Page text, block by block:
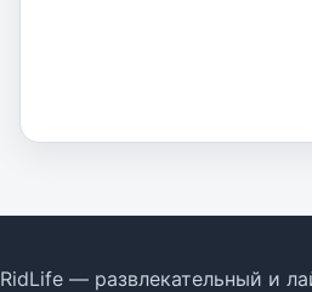
RidLife — развлекательный и